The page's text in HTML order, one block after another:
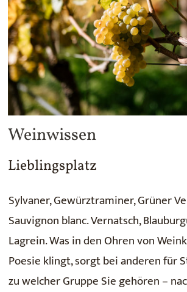
Weinwissen
Lieblingsplatz
Sylvaner, Gewürztraminer, Grüner
Sauvignon blanc. Vernatsch,
Lagrein. Was in den Ohren von
Poesie klingt, sorgt bei anderen für
zu welcher Gruppe Sie gehören –